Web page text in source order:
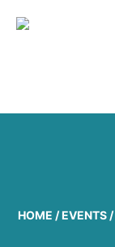
HOME / EVENTS /